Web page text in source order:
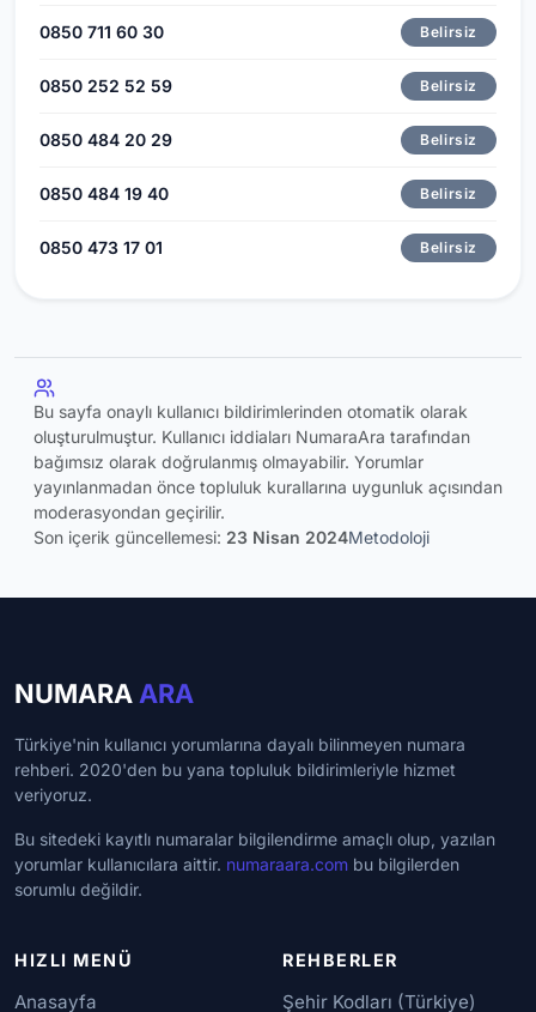
0850 711 60 30 Belirsiz
0850 252 52 59 Belirsiz
0850 484 20 29 Belirsiz
0850 484 19 40 Belirsiz
0850 473 17 01 Belirsiz
Bu sayfa onaylı kullanıcı bildirimlerinden otomatik olarak
oluşturulmuştur. Kullanıcı iddiaları NumaraAra tarafından
bağımsız olarak doğrulanmış olmayabilir. Yorumlar
yayınlanmadan önce topluluk kurallarına uygunluk açısından
moderasyondan geçirilir.
Son içerik güncellemesi: 23 Nisan 2024Metodoloji
NUMARA ARA
Türkiye'nin kullanıcı yorumlarına dayalı bilinmeyen numara
rehberi. 2020'den bu yana topluluk bildirimleriyle hizmet
veriyoruz.
Bu sitedeki kayıtlı numaralar bilgilendirme amaçlı olup, yazılan
yorumlar kullanıcılara aittir. numaraara.com bu bilgilerden
sorumlu değildir.
HIZLI MENÜ
Anasayfa
REHBERLER
Şehir Kodları (Türkiye)